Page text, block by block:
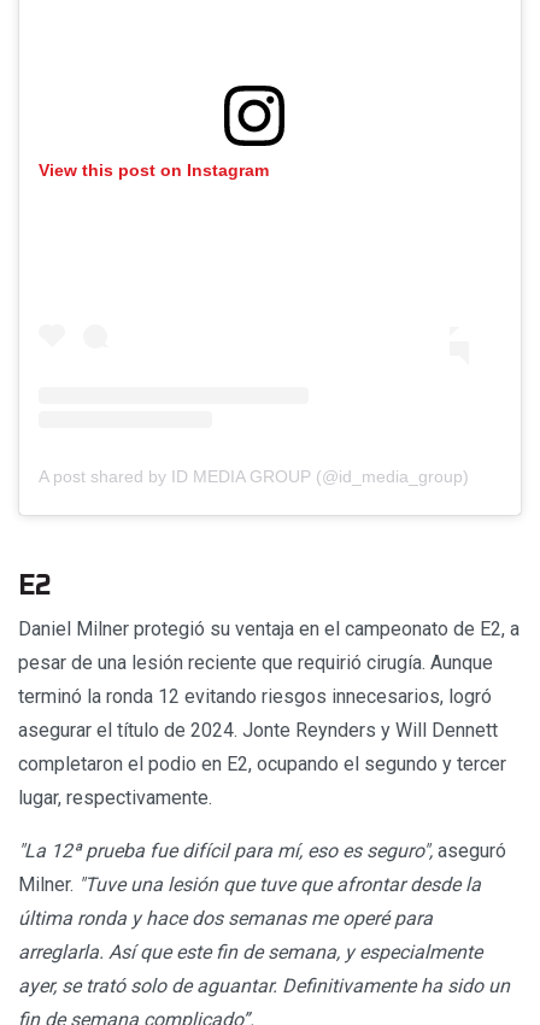
View this post on Instagram
A post shared by ID MEDIA GROUP (@id_media_group)
E2
Daniel Milner protegió su ventaja en el campeonato de E2, a
pesar de una lesión reciente que requirió cirugía. Aunque
terminó la ronda 12 evitando riesgos innecesarios, logró
asegurar el título de 2024. Jonte Reynders y Will Dennett
completaron el podio en E2, ocupando el segundo y tercer
lugar, respectivamente.
"La 12ª prueba fue difícil para mí, eso es seguro", aseguró
Milner. "Tuve una lesión que tuve que afrontar desde la
última ronda y hace dos semanas me operé para
arreglarla. Así que este fin de semana, y especialmente
ayer, se trató solo de aguantar. Definitivamente ha sido un
fin de semana complicado”.